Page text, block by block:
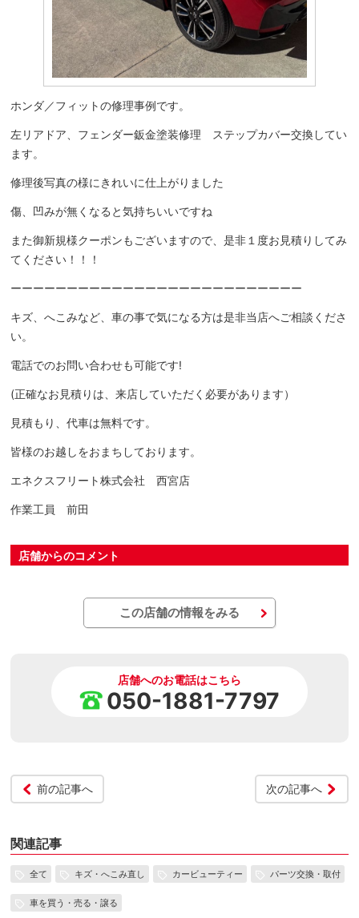
ホンダ／フィットの修理事例です。
左リアドア、フェンダー鈑金塗装修理 ステップカバー交換してい
ます。
修理後写真の様にきれいに仕上がりました
傷、凹みが無くなると気持ちいいですね
また御新規様クーポンもございますので、是非１度お見積りしてみ
てください！！！
ーーーーーーーーーーーーーーーーーーーーーーーーーー
キズ、へこみなど、車の事で気になる方は是非当店へご相談くださ
い。
電話でのお問い合わせも可能です!
(正確なお見積りは、来店していただく必要があります）
見積もり、代車は無料です。
皆様のお越しをおまちしております。
エネクスフリート株式会社 西宮店
作業工員 前田
店舗からのコメント
この店舗の情報をみる
店舗へのお電話はこちら
050-1881-7797
前の記事へ 次の記事へ
関連記事
全て キズ・へこみ直し カービューティー パーツ交換・取付
車を買う・売る・譲る